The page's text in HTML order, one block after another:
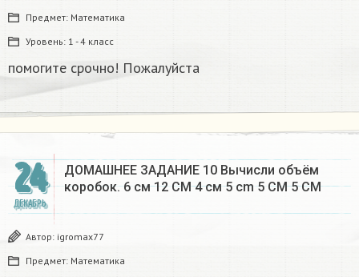
Предмет: Математика
Уровень: 1 - 4 класс
помогите срочно! Пожалуйста
24
ДЕКАБРЬ
ДОМАШНЕЕ ЗАДАНИЕ 10 Вычисли объём
коробок. 6 см 12 CM 4 см 5 cm 5 CM 5 CM​
Автор: igromax77
Предмет: Математика